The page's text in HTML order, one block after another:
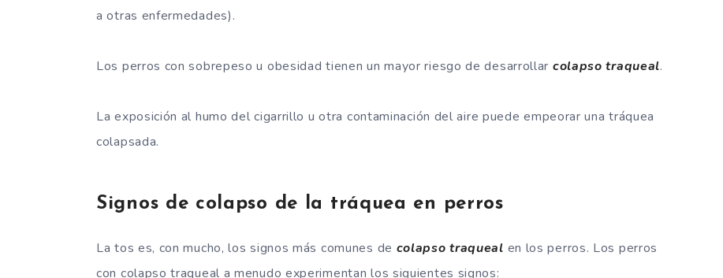
a otras enfermedades).
Los perros con sobrepeso u obesidad tienen un mayor riesgo de desarrollar colapso traqueal.
La exposición al humo del cigarrillo u otra contaminación del aire puede empeorar una tráquea
colapsada.
Signos de colapso de la tráquea en perros
La tos es, con mucho, los signos más comunes de colapso traqueal en los perros. Los perros
con colapso traqueal a menudo experimentan los siguientes signos: